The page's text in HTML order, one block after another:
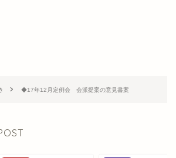
◆17年12月定例会 会派提案の意見書案